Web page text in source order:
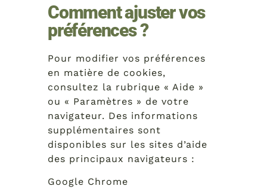
Comment ajuster vos
préférences ?
Pour modifier vos préférences
en matière de cookies,
consultez la rubrique « Aide »
ou « Paramètres » de votre
navigateur. Des informations
supplémentaires sont
disponibles sur les sites d’aide
des principaux navigateurs :
Google Chrome